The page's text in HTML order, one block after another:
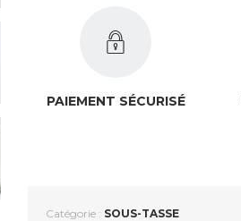
PAIEMENT SÉCURISÉ
Catégorie : SOUS-TASSE